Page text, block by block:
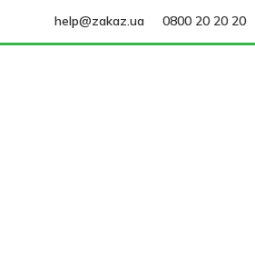
help@zakaz.ua 0800 20 20 20